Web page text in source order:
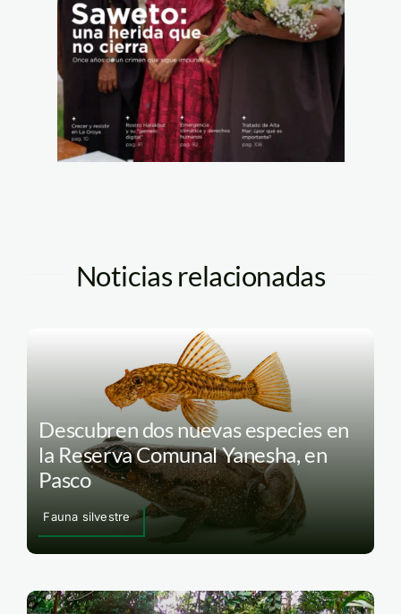
Noticias relacionadas
Descubren dos nuevas especies en
la Reserva Comunal Yanesha, en
Pasco
Fauna silvestre